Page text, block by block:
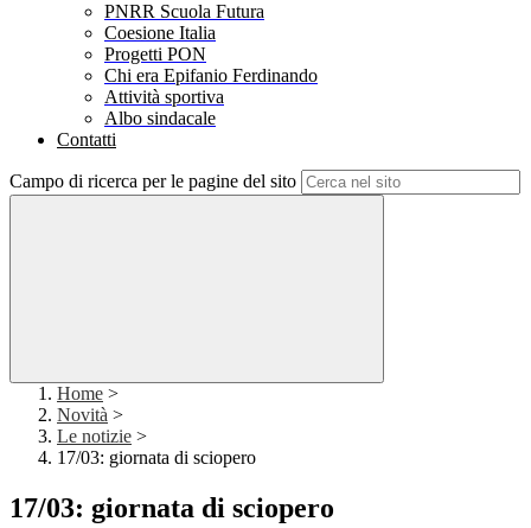
PNRR Scuola Futura
Coesione Italia
Progetti PON
Chi era Epifanio Ferdinando
Attività sportiva
Albo sindacale
Contatti
Campo di ricerca per le pagine del sito
Home >
Novità >
Le notizie >
17/03: giornata di sciopero
17/03: giornata di sciopero